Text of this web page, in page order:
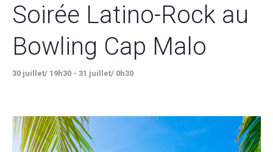
Soirée Latino-Rock au
Bowling Cap Malo
30 juillet/ 19h30 - 31 juillet/ 0h30